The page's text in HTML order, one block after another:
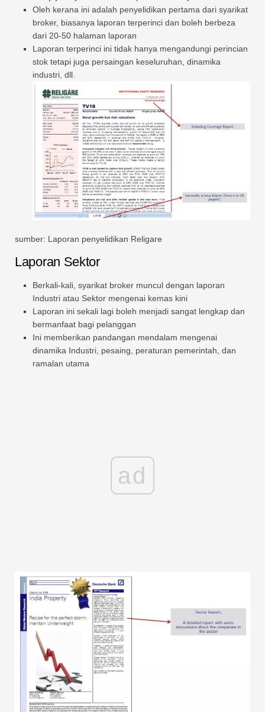
Oleh kerana ini adalah penyelidikan pertama dari syarikat
broker, biasanya laporan terperinci dan boleh berbeza
dari 20-50 halaman laporan
Laporan terperinci ini tidak hanya mengandungi perincian
stok tetapi juga persaingan keseluruhan, dinamika
industri, dll.
sumber: Laporan penyelidikan Religare
Laporan Sektor
Berkali-kali, syarikat broker muncul dengan laporan
Industri atau Sektor mengenai kemas kini
Laporan ini sekali lagi boleh menjadi sangat lengkap dan
bermanfaat bagi pelanggan
Ini memberikan pandangan mendalam mengenai
dinamika Industri, pesaing, peraturan pemerintah, dan
ramalan utama
ad